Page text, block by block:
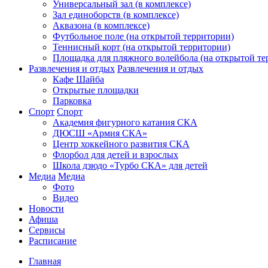
Универсальный зал (в комплексе)
Зал единоборств (в комплексе)
Аквазона (в комплексе)
Футбольное поле (на открытой территории)
Теннисный корт (на открытой территории)
Площадка для пляжного волейбола (на открытой
Развлечения и отдых Развлечения и отдых
Кафе Шайба
Открытые площадки
Парковка
Спорт Спорт
Академия фигурного катания СКА
ДЮСШ «Армия СКА»
Центр хоккейного развития СКА
Флорбол для детей и взрослых
Школа дзюдо «Турбо СКА» для детей
Медиа Медиа
Фото
Видео
Новости
Афиша
Сервисы
Расписание
Главная